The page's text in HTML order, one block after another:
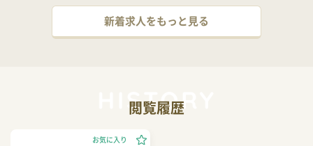
新着求人をもっと見る
閲覧履歴
お気に入り